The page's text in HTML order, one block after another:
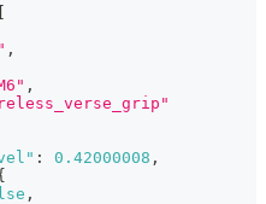
,
,
: 0.42000008 ,
,